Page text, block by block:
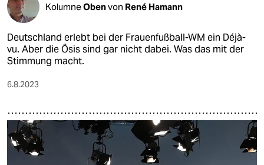
KolumneObenvon René Hamann
Deutschland erlebt bei der Frauenfußball-WM ein Déjà-
vu. Aber die Ösis sind gar nicht dabei. Was das mit der
Stimmung macht.
6.8.2023